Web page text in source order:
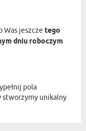
Was jeszcze tego
dniu roboczym
pola
stworzymy unikalny